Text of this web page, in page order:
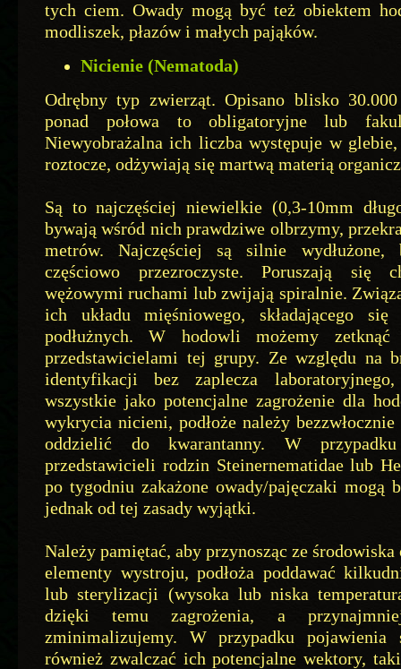
tych ciem. Owady mogą być też obiektem
modliszek, płazów i małych pająków.
Nicienie (Nematoda)
Odrębny typ zwierząt. Opisano blisko
ponad połowa to obligatoryjne lub
Niewyobrażalna ich liczba występuje w
roztocze, odżywiają się martwą materią
Są to najczęściej niewielkie (0,3-10mm
bywają wśród nich prawdziwe olbrzymy,
metrów. Najczęściej są silnie wydłużone,
częściowo przezroczyste. Poruszają się
wężowymi ruchami lub zwijają spiralnie.
ich układu mięśniowego, składającego
podłużnych. W hodowli możemy
przedstawicielami tej grupy. Ze względu na
identyfikacji bez zaplecza
wszystkie jako potencjalne zagrożenie dla
wykrycia nicieni, podłoże należy
oddzielić do kwarantanny. W
przedstawicieli rodzin Steinernematidae lub
po tygodniu zakażone owady/pajęczaki mogą
jednak od tej zasady wyjątki.
Należy pamiętać, aby przynosząc ze
elementy wystroju, podłoża poddawać
lub sterylizacji (wysoka lub niska
dzięki temu zagrożenia, a
zminimalizujemy. W przypadku
również zwalczać ich potencjalne wektory,